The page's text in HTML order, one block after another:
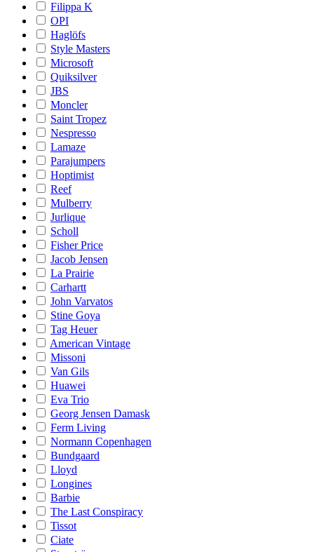
Filippa K
OPI
Haglöfs
Style Masters
Microsoft
Quiksilver
JBS
Moncler
Saint Tropez
Nespresso
Lamaze
Parajumpers
Hoptimist
Reef
Mulberry
Jurlique
Scholl
Fisher Price
Jacob Jensen
La Prairie
Carhartt
John Varvatos
Stine Goya
Tag Heuer
American Vintage
Missoni
Van Gils
Huawei
Eva Trio
Georg Jensen Damask
Ferm Living
Normann Copenhagen
Bundgaard
Lloyd
Longines
Barbie
The Last Conspiracy
Tissot
Ciate